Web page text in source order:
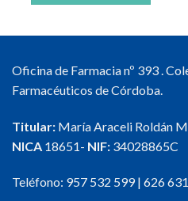
Oficina de Farmacia nº 393 .
Farmacéuticos de Córdoba.
Titular: María Araceli Roldán
NICA 18651- NIF: 34028865C
Teléfono: 957 532 599| 626